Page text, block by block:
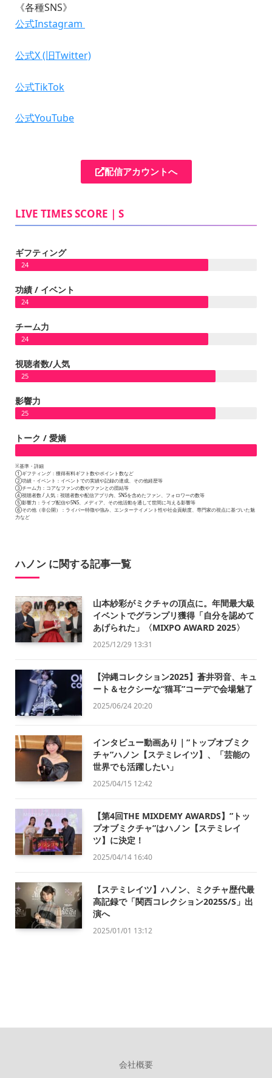
《各種SNS》
公式Instagram
公式X (旧Twitter)
公式TikTok
公式YouTube
配信アカウントへ
LIVE TIMES SCORE｜S
ギフティング
24
功績 / イベント
24
チーム力
24
視聴者数/人気
25
影響力
25
トーク / 愛嬌
※基準・詳細
①ギフティング：獲得有料ギフト数やポイント数など
②功績・イベント：イベントでの実績や記録の達成、その他経歴等
③チーム力：コアなファンの数やファンとの団結等
④視聴者数 / 人気：視聴者数や配信アプリ内、SNSを含めたファン、フォロワーの数等
⑤影響力：ライブ配信やSNS、メディア、その他活動を通して世間に与える影響等
⑥その他（非公開）：ライバー特徴や強み、エンターテイメント性や社会貢献度、専門家の視点に基づいた魅
力など
ハノン に関する記事一覧
山本紗彩がミクチャの頂点に。年間最大級
イベントでグランプリ獲得「自分を認めて
あげられた」〈MIXPO AWARD 2025〉
2025/12/29 13:31
【沖縄コレクション2025】蒼井羽音、キュ
ート＆セクシーな“猫耳”コーデで会場魅了
2025/06/24 20:20
インタビュー動画あり｜”トップオブミク
チャ”ハノン【ステミレイツ】、「芸能の
世界でも活躍したい」
2025/04/15 12:42
【第4回THE MIXDEMY AWARDS】”トッ
プオブミクチャ”はハノン【ステミレイ
ツ】に決定！
2025/04/14 16:40
【ステミレイツ】ハノン、ミクチャ歴代最
高記録で「関西コレクション2025S/S」出
演へ
2025/01/01 13:12
会社概要